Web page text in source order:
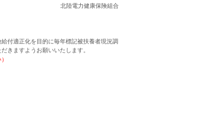
北陸電力健康保険組合
付適正化を目的に毎年標記被扶養者現況調
きますようお願いいたします。